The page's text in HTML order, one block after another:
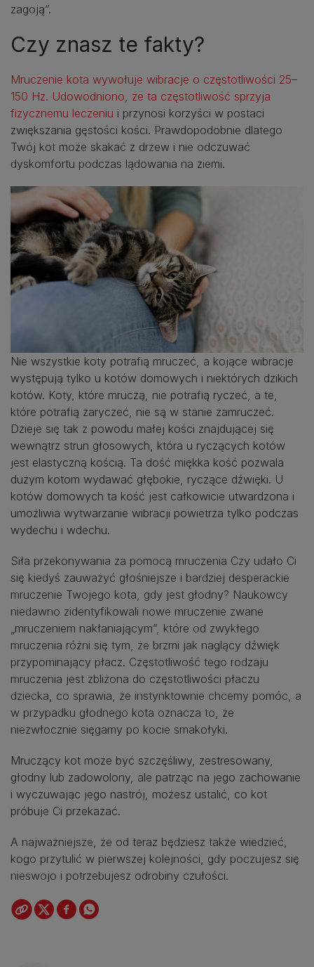
zagoją”.
Czy znasz te fakty?
Mruczenie kota wywołuje wibracje o częstotliwości 25–
150 Hz. Udowodniono, że ta częstotliwość sprzyja
fizycznemu leczeniu i przynosi korzyści w postaci
zwiększania gęstości kości. Prawdopodobnie dlatego
Twój kot może skakać z drzew i nie odczuwać
dyskomfortu podczas lądowania na ziemi.
Nie wszystkie koty potrafią mruczeć, a kojące wibracje
występują tylko u kotów domowych i niektórych dzikich
kotów. Koty, które mruczą, nie potrafią ryczeć, a te,
które potrafią zaryczeć, nie są w stanie zamruczeć.
Dzieje się tak z powodu małej kości znajdującej się
wewnątrz strun głosowych, która u ryczących kotów
jest elastyczną kością. Ta dość miękka kość pozwala
dużym kotom wydawać głębokie, ryczące dźwięki. U
kotów domowych ta kość jest całkowicie utwardzona i
umożliwia wytwarzanie wibracji powietrza tylko podczas
wydechu i wdechu.
Siła przekonywania za pomocą mruczenia Czy udało Ci
się kiedyś zauważyć głośniejsze i bardziej desperackie
mruczenie Twojego kota, gdy jest głodny? Naukowcy
niedawno zidentyfikowali nowe mruczenie zwane
„mruczeniem nakłaniającym”, które od zwykłego
mruczenia różni się tym, że brzmi jak naglący dźwięk
przypominający płacz. Częstotliwość tego rodzaju
mruczenia jest zbliżona do częstotliwości płaczu
dziecka, co sprawia, że instynktownie chcemy pomóc, a
w przypadku głodnego kota oznacza to, że
niezwłocznie sięgamy po kocie smakołyki.
Mruczący kot może być szczęśliwy, zestresowany,
głodny lub zadowolony, ale patrząc na jego zachowanie
i wyczuwając jego nastrój, możesz ustalić, co kot
próbuje Ci przekazać.
A najważniejsze, że od teraz będziesz także wiedzieć,
kogo przytulić w pierwszej kolejności, gdy poczujesz się
nieswojo i potrzebujesz odrobiny czułości.